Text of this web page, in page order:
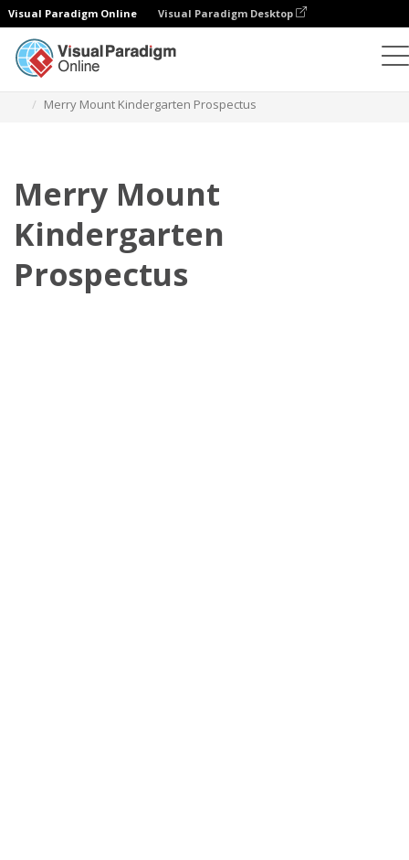
Visual Paradigm Online Visual Paradigm Desktop
Merry Mount Kindergarten Prospectus
Merry Mount
Kindergarten
Prospectus